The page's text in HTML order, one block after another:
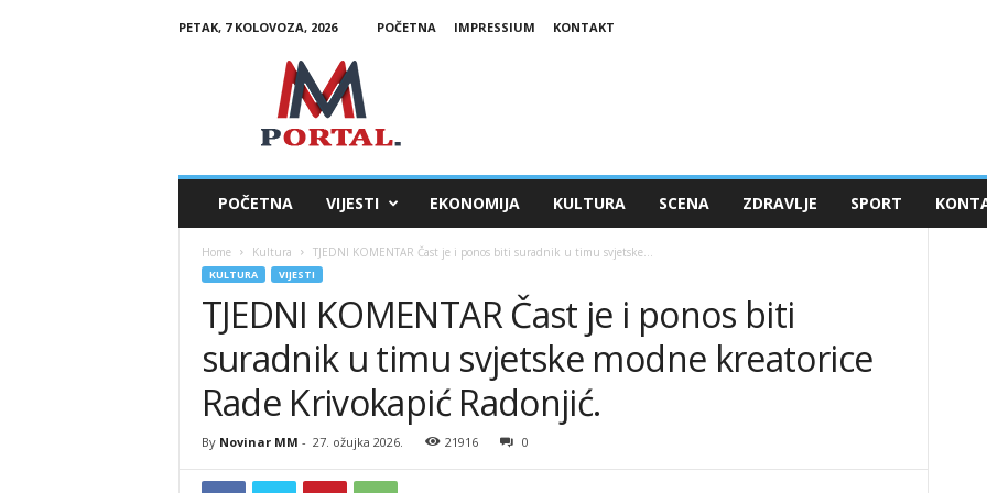
PETAK, 7 KOLOVOZA, 2026 POČETNA IMPRESSIUM
KONTAKT
POČETNA VIJESTI EKONOMIJA KULTURA SCENA ZDRAVLJE SPORT
Home Kultura TJEDNI KOMENTAR Čast je i ponos biti suradnik u timu svjetske...
KULTURA VIJESTI
TJEDNI KOMENTAR Čast je i ponos biti
suradnik u timu svjetske modne kreatorice
Rade Krivokapić Radonjić.
By Novinar MM - 27. ožujka 2026. 21916 0